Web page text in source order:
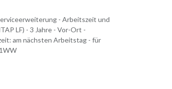
- Arbeitszeit und
LF) - 3 Jahre - Vor-Ort -
am nächsten Arbeitstag - für